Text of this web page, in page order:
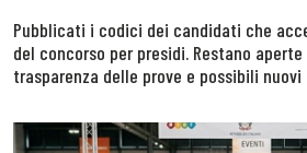
Pubblicati i codici dei candidati che
del concorso per presidi. Restano
trasparenza delle prove e possibili